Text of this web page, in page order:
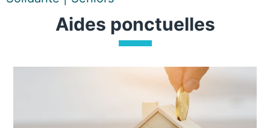
Aides ponctuelles